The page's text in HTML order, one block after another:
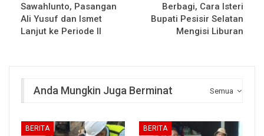
Sawahlunto, Pasangan
Ali Yusuf dan Ismet
Lanjut ke Periode II
Berbagi, Cara Isteri
Bupati Pesisir Selatan
Mengisi Liburan
Semua
Anda Mungkin Juga Berminat
BERITA BERITA